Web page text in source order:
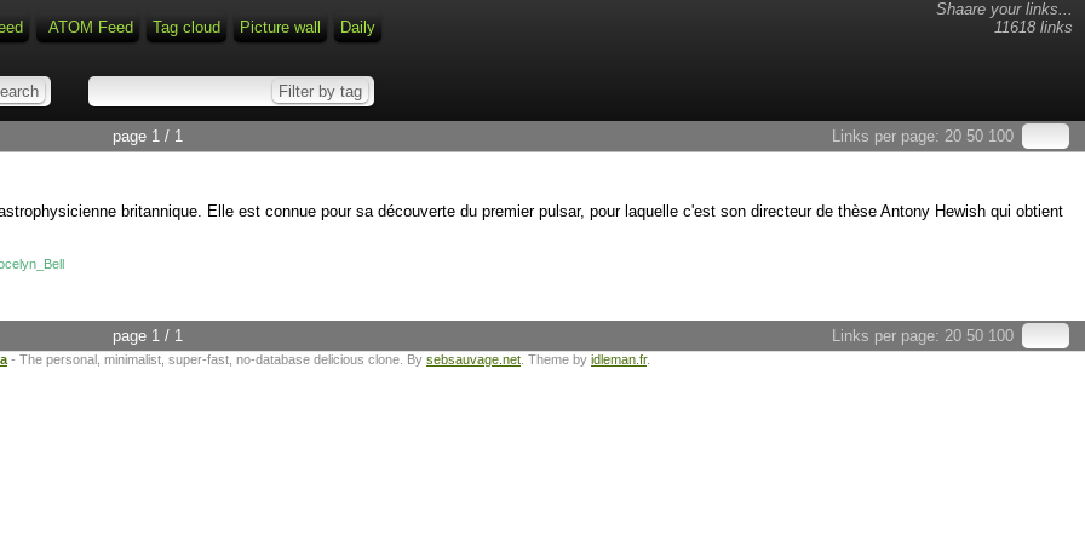
Shaare your links...
11618 links
ATOM Feed Tag cloud Picture wall Daily
Links per page: 20 50 100
page 1 / 1
britannique. Elle est connue pour sa découverte du premier pulsar, pour laquelle c'est son directeur de thèse Antony Hewish qui obtient
Links per page: 20 50 100
page 1 / 1
- The personal, minimalist, super-fast, no-database delicious clone. By sebsauvage.net . Theme by idleman.fr.